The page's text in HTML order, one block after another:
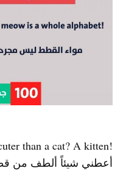
!What’s cuter than a cat? A kitten
أعطني شيئاً ألطف من